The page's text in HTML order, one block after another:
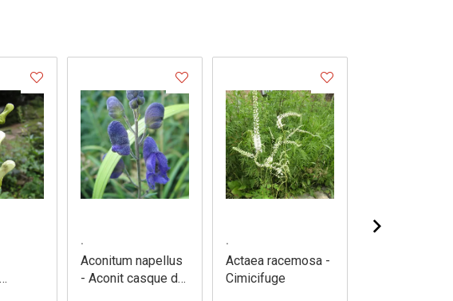
.
Aconitum napellus
- Aconit casque de
.
Actaea racemosa -
Cimicifuge